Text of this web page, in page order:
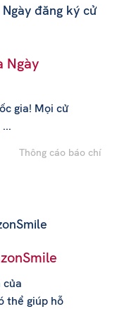
Ngày
gia! Mọi cử
Thông cáo báo chí
của
thể giúp hỗ